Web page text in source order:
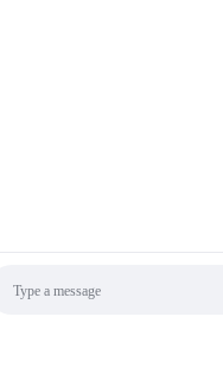
- LC/APC シングルモー
光ファイバーアダプ
ファイバーアダプター